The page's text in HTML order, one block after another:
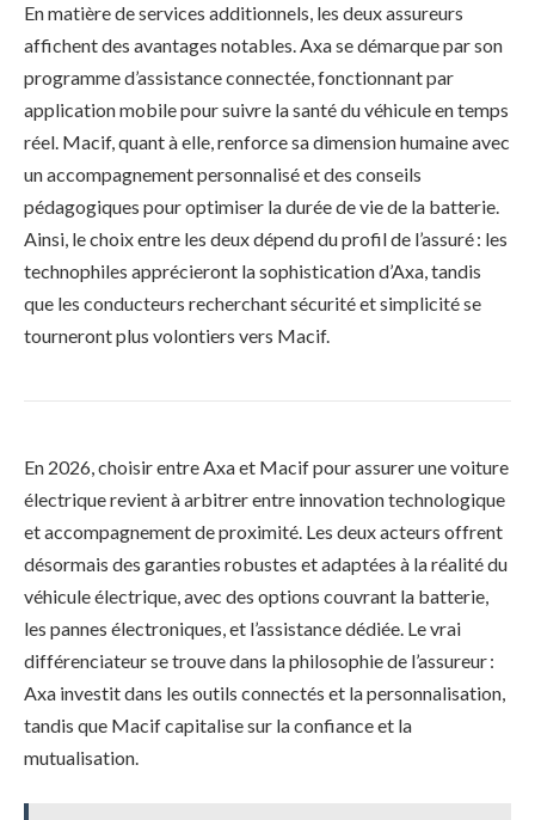
En matière de services additionnels, les deux assureurs
affichent des avantages notables. Axa se démarque par son
programme d’assistance connectée, fonctionnant par
application mobile pour suivre la santé du véhicule en temps
réel. Macif, quant à elle, renforce sa dimension humaine avec
un accompagnement personnalisé et des conseils
pédagogiques pour optimiser la durée de vie de la batterie.
Ainsi, le choix entre les deux dépend du profil de l’assuré : les
technophiles apprécieront la sophistication d’Axa, tandis
que les conducteurs recherchant sécurité et simplicité se
tourneront plus volontiers vers Macif.
En 2026, choisir entre Axa et Macif pour assurer une voiture
électrique revient à arbitrer entre innovation technologique
et accompagnement de proximité. Les deux acteurs offrent
désormais des garanties robustes et adaptées à la réalité du
véhicule électrique, avec des options couvrant la batterie,
les pannes électroniques, et l’assistance dédiée. Le vrai
différenciateur se trouve dans la philosophie de l’assureur :
Axa investit dans les outils connectés et la personnalisation,
tandis que Macif capitalise sur la confiance et la
mutualisation.